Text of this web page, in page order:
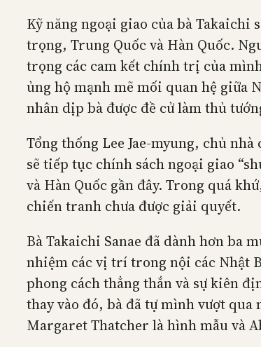
Kỹ năng ngoại giao của bà Takaichi
trọng, Trung Quốc và Hàn Quốc.
trọng các cam kết chính trị của
ủng hộ mạnh mẽ mối quan hệ giữa
nhân dịp bà được đề cử làm thủ
Tổng thống Lee Jae-myung, chủ nhà
sẽ tiếp tục chính sách ngoại giao
và Hàn Quốc gần đây. Trong quá
chiến tranh chưa được giải quyết.
Bà Takaichi Sanae đã dành hơn ba
nhiệm các vị trí trong nội các Nhật
phong cách thẳng thắn và sự kiên
thay vào đó, bà đã tự mình vượt
Margaret Thatcher là hình mẫu và